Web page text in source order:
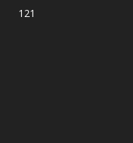
121